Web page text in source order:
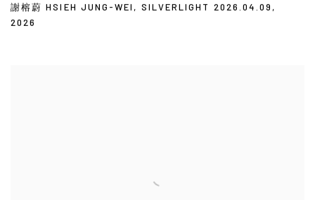
謝榕蔚 HSIEH JUNG-WEI , SILVERLIGHT 2026.04.09 ,
2026